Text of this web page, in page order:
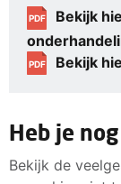
PDF
Bekijk
PDF Bekijk
Heb je
Bekijk de